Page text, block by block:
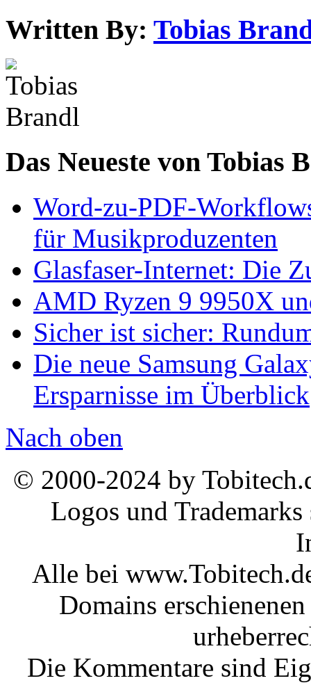
Written By: Tobias
Das Neueste von Tobias
Word-zu-PDF-
für Musikproduzenten
Glasfaser-Internet: Die
AMD Ryzen 9 9950X
Sicher ist sicher:
Die neue Samsung
Ersparnisse im Überblick
Nach oben
© 2000-2024 by
Logos und
Alle bei
Domains
Die Kommentare sind